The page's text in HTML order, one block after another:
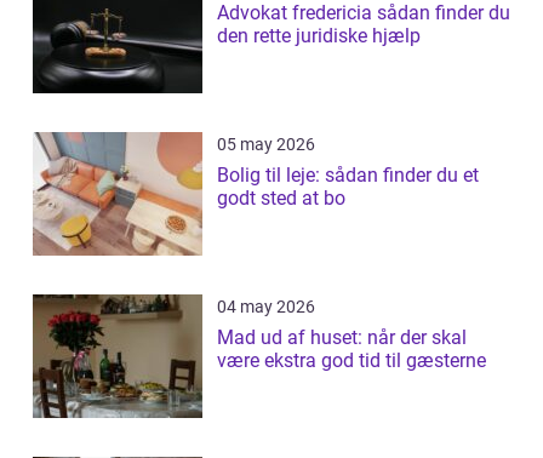
Advokat fredericia sådan finder du
den rette juridiske hjælp
05 may 2026
Bolig til leje: sådan finder du et
godt sted at bo
04 may 2026
Mad ud af huset: når der skal
være ekstra god tid til gæsterne